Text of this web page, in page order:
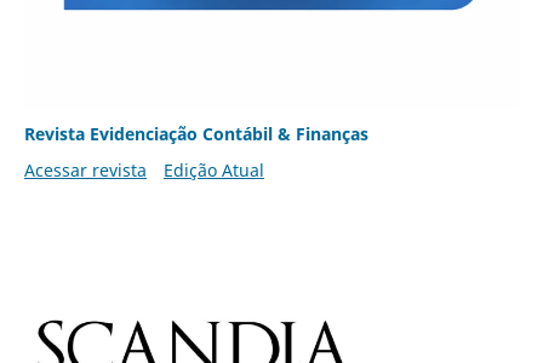
Revista Evidenciação Contábil & Finanças
Acessar revista
Edição Atual